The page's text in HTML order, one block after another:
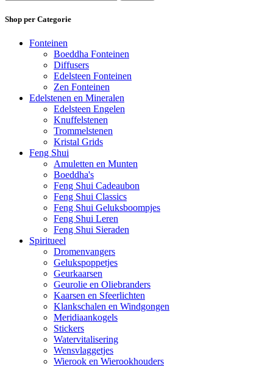
Shop per Categorie
Fonteinen
Boeddha Fonteinen
Diffusers
Edelsteen Fonteinen
Zen Fonteinen
Edelstenen en Mineralen
Edelsteen Engelen
Knuffelstenen
Trommelstenen
Kristal Grids
Feng Shui
Amuletten en Munten
Boeddha's
Feng Shui Cadeaubon
Feng Shui Classics
Feng Shui Geluksboompjes
Feng Shui Leren
Feng Shui Sieraden
Spiritueel
Dromenvangers
Gelukspoppetjes
Geurkaarsen
Geurolie en Oliebranders
Kaarsen en Sfeerlichten
Klankschalen en Windgongen
Meridiaankogels
Stickers
Watervitalisering
Wensvlaggetjes
Wierook en Wierookhouders